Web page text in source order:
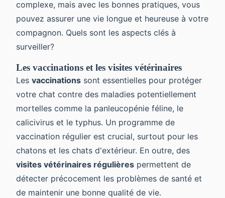
complexe, mais avec les bonnes pratiques, vous
pouvez assurer une vie longue et heureuse à votre
compagnon. Quels sont les aspects clés à
surveiller?
Les vaccinations et les visites vétérinaires
Les vaccinations sont essentielles pour protéger
votre chat contre des maladies potentiellement
mortelles comme la panleucopénie féline, le
calicivirus et le typhus. Un programme de
vaccination régulier est crucial, surtout pour les
chatons et les chats d'extérieur. En outre, des
visites vétérinaires régulières permettent de
détecter précocement les problèmes de santé et
de maintenir une bonne qualité de vie.